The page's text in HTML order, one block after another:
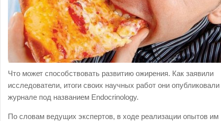
Что может способствовать развитию ожирения. Как заявили
исследователи, итоги своих научных работ они опубликовали
журнале под названием Endocrinology.
По словам ведущих экспертов, в ходе реализации опытов им